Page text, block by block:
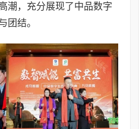
潮，充分展现了中品数字
团结。